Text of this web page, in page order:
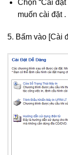
Chọn “Cài
muốn cài đặt .
5. Bấm vào [Cài